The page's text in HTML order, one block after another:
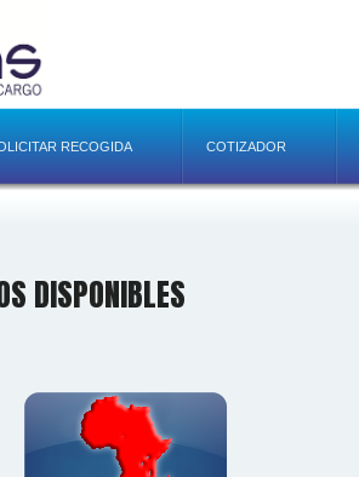
RECOGIDA COTIZADOR
DISPONIBLES